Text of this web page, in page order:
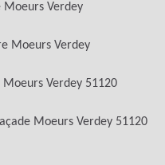
Moeurs Verdey
Moeurs Verdey
Verdey 51120
Moeurs Verdey 51120